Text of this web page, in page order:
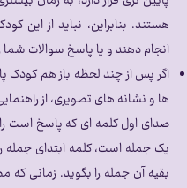
هستند. بنابراین، نباید از این
انجام دهند و یا پاسخ سوالات شما
اگر پس از چند لحظه باز هم کودک
ها و نشانه های تصویری، از
صدای اول کلمه ای که پاسخ است
یک جمله است، کلمه ابتدای جمله
بقیه آن جمله را بگوید. زمانی که